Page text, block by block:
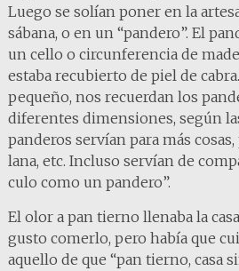
Luego se solían poner en la
sábana, o en un “pandero”. El
un cello o circunferencia de
estaba recubierto de piel de
pequeño, nos recuerdan los
diferentes dimensiones, según
panderos servían para más
lana, etc. Incluso servían de
culo como un pandero”.
El olor a pan tierno llenaba la
gusto comerlo, pero había que
aquello de que “pan tierno, casa